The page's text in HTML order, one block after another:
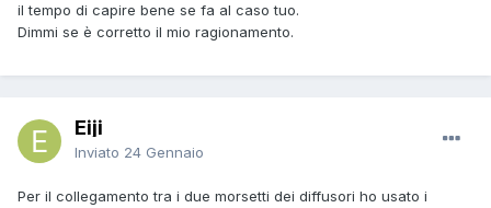
il tempo di capire bene se fa al caso tuo.
Dimmi se è corretto il mio ragionamento.
Eiji
Inviato 24 Gennaio
Per il collegamento tra i due morsetti dei diffusori ho usato i